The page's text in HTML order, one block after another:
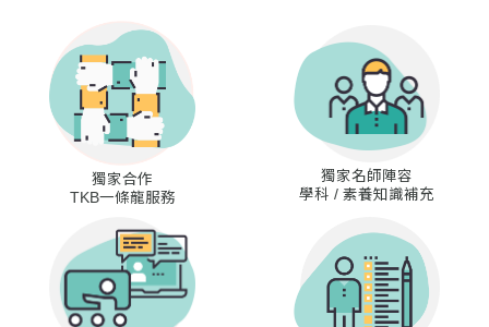
獨家合作
TKB一條龍服務
獨家名師陣容
學科 / 素養知識補充